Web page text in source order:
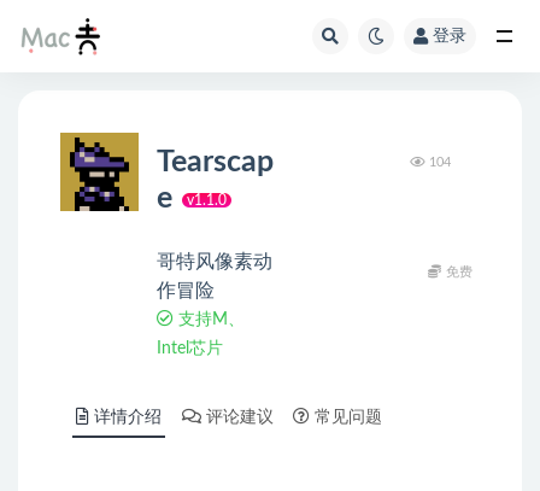
登录
Tearscap
e
v1.1.0
哥特风像素动
作冒险
支持M、
Intel芯片
104
免费
详情介绍 评论建议 常见问题